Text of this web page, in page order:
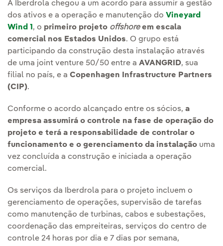
A Iberdrola chegou a um acordo para assumir a gestão
dos ativos e a operação e manutenção do Vineyard
Wind 1 , o primeiro projeto offshoreem escala
comercial nos Estados Unidos. O grupo está
participando da construção desta instalação através
de uma joint venture 50/50 entre a AVANGRID, sua
filial no país, e a Copenhagen Infrastructure Partners
(CIP).
Conforme o acordo alcançado entre os sócios, a
empresa assumirá o controle na fase de operação do
projeto e terá a responsabilidade de controlar o
funcionamento e o gerenciamento da instalação uma
vez concluída a construção e iniciada a operação
comercial.
Os serviços da Iberdrola para o projeto incluem o
gerenciamento de operações, supervisão de tarefas
como manutenção de turbinas, cabos e subestações,
coordenação das empreiteiras, serviços do centro de
controle 24 horas por dia e 7 dias por semana,